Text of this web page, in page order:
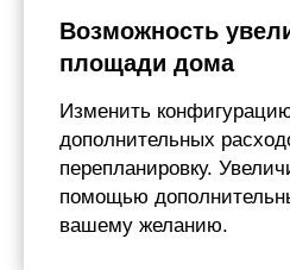
Возможность
площади дома
Изменить
дополнительных
перепланировку.
помощью
вашему желанию.